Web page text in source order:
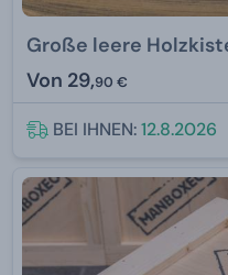
Große leere
Von 29,90 €
BEI IHNEN:12.8.2026